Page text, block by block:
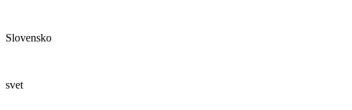
Slovensko
svet